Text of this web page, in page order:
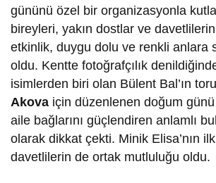
gününü özel bir organizasyonla
bireyleri, yakın dostlar ve davetlilerin
etkinlik, duygu dolu ve renkli anlara
oldu. Kentte fotoğrafçılık
isimlerden biri olan Bülent Bal’ın
Akova için düzenlenen doğum
aile bağlarını güçlendiren anlamlı
olarak dikkat çekti. Minik Elisa’nın
davetlilerin de ortak mutluluğu oldu.